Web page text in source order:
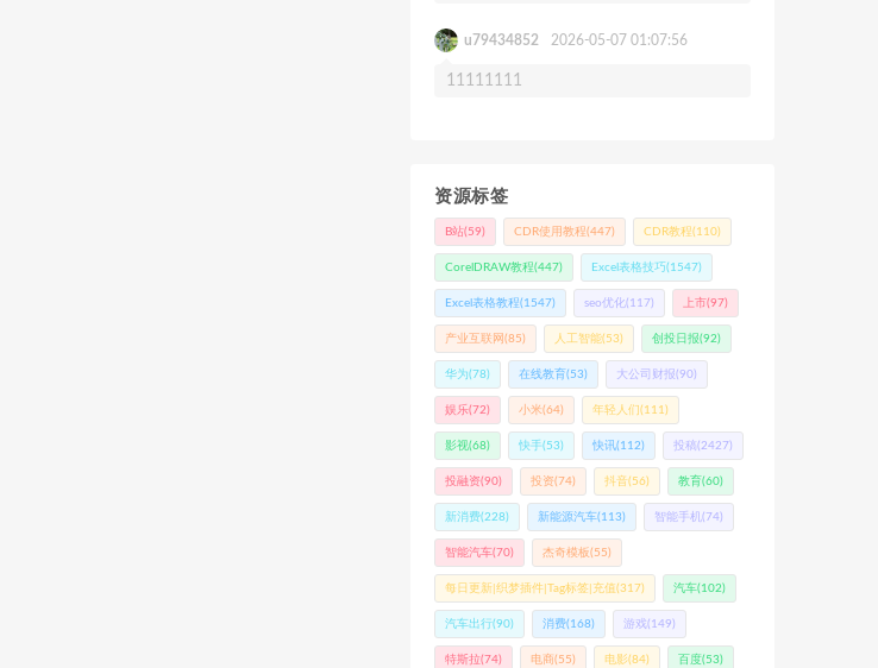
u79434852 2026-05-07 01:07:56
11111111
资源标签
B站(59) CDR使用教程(447) CDR教程(110)
CorelDRAW教程(447) Excel表格技巧(1547)
Excel表格教程(1547) seo优化(117) 上市(97)
产业互联网 (85) 人工智能(53) 创投日报(92)
华为(78) 在线教育(53) 大公司财报(90)
娱乐(72) 小米(64) 年轻人们 (111)
影视(68) 快手(53) 快讯(112) 投稿 (2427)
投融资(90) 投资(74) 抖音(56) 教育(60)
新消费(228) 新能源汽车(113) 智能手机(74)
智能汽车(70) 杰奇模板(55)
每日更新|织梦插件|Tag标签|充值(317) 汽车(102)
汽车出行(90) 消费(168) 游戏(149)
特斯拉(74) 电商(55) 电影(84) 百度(53)